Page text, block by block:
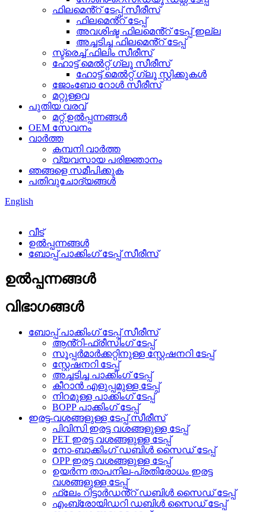
ഫിലമെൻ്റ് ടേപ്പ് സീരീസ്
ഫിലമെൻ്റ് ടേപ്പ്
അവശിഷ്ട ഫിലമെൻ്റ് ടേപ്പ് ഇല്ല
അച്ചടിച്ച ഫിലമെൻ്റ് ടേപ്പ്
സ്ട്രെച്ച് ഫിലിം സീരീസ്
ഹോട്ട് മെൽറ്റ് ഗ്ലൂ സീരീസ്
ഹോട്ട് മെൽറ്റ് ഗ്ലൂ സ്റ്റിക്കുകൾ
ജോംബോ റോൾ സീരീസ്
മറ്റുള്ളവ
പുതിയ വരവ്
മറ്റ് ഉൽപ്പന്നങ്ങൾ
OEM സേവനം
വാർത്ത
കമ്പനി വാർത്ത
വ്യവസായ പരിജ്ഞാനം
ഞങ്ങളെ സമീപിക്കുക
പതിവുചോദ്യങ്ങൾ
English
വീട്
ഉൽപ്പന്നങ്ങൾ
ബോപ്പ് പാക്കിംഗ് ടേപ്പ് സീരീസ്
ഉൽപ്പന്നങ്ങൾ
വിഭാഗങ്ങൾ
ബോപ്പ് പാക്കിംഗ് ടേപ്പ് സീരീസ്
ആൻ്റി-ഫ്രീസിംഗ് ടേപ്പ്
സൂപ്പർമാർക്കറ്റിനുള്ള സ്റ്റേഷനറി ടേപ്പ്
സ്റ്റേഷനറി ടേപ്പ്
അച്ചടിച്ച പാക്കിംഗ് ടേപ്പ്
കീറാൻ എളുപ്പമുള്ള ടേപ്പ്
നിറമുള്ള പാക്കിംഗ് ടേപ്പ്
BOPP പാക്കിംഗ് ടേപ്പ്
ഇരട്ട-വശങ്ങളുള്ള ടേപ്പ് സീരീസ്
പിവിസി ഇരട്ട വശങ്ങളുള്ള ടേപ്പ്
PET ഇരട്ട വശങ്ങളുള്ള ടേപ്പ്
നോ-ബാക്കിംഗ് ഡബിൾ സൈഡ് ടേപ്പ്
OPP ഇരട്ട വശങ്ങളുള്ള ടേപ്പ്
ഉയർന്ന താപനില-പ്രതിരോധം ഇരട്ട
വശങ്ങളുള്ള ടേപ്പ്
ഫ്ലേം റിട്ടാർഡൻ്റ് ഡബിൾ സൈഡ് ടേപ്പ്
എംബ്രോയിഡറി ഡബിൾ സൈഡ് ടേപ്പ്